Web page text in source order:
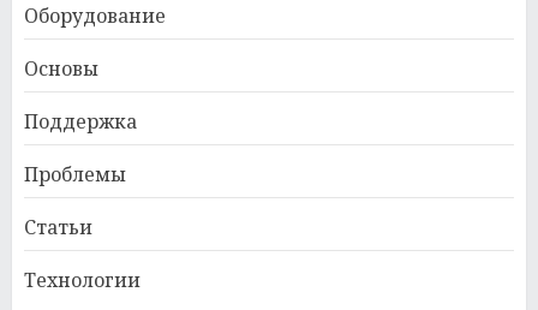
Оборудование
Основы
Поддержка
Проблемы
Статьи
Технологии